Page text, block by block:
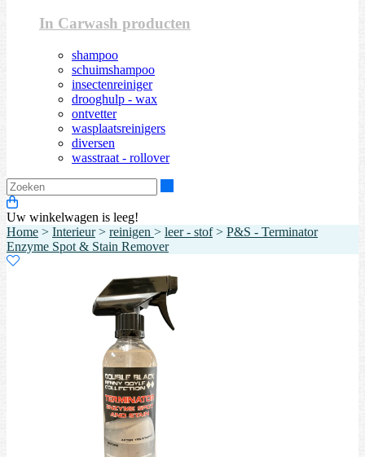
In Carwash producten
shampoo
schuimshampoo
insectenreiniger
drooghulp - wax
ontvetter
wasplaatsreinigers
diversen
wasstraat - rollover
Uw winkelwagen is leeg!
Home > Interieur> reinigen > leer - stof> P&S - Terminator
Enzyme Spot & Stain Remover